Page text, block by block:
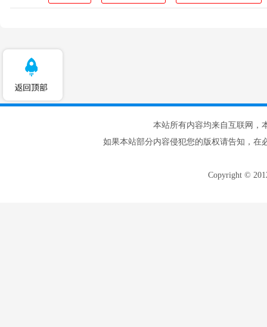
本站所有内容均来自互联网，
如果本站部分内容侵犯您的版权请告知，在
Copyright ©